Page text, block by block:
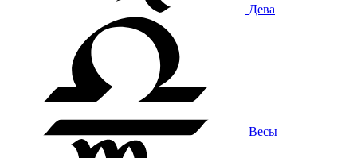
Дева
Весы